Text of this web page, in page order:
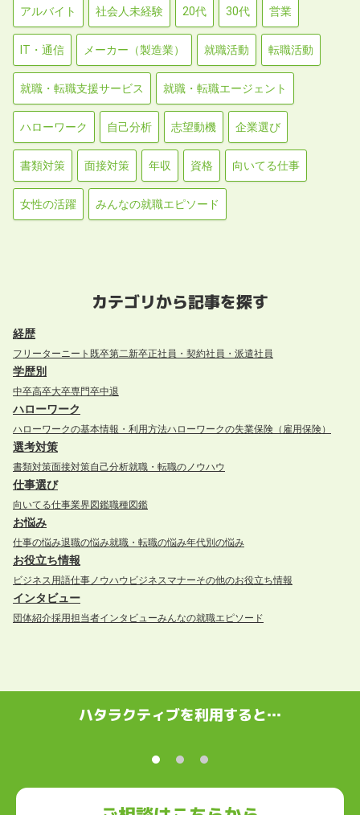
アルバイト 社会人未経験 20代 30代 営業
IT・通信 メーカー（製造業） 就職活動 転職活動
就職・転職支援サービス 就職・転職エージェント
ハローワーク 自己分析 志望動機 企業選び
書類対策 面接対策 年収 資格 向いてる仕事
女性の活躍 みんなの就職エピソード
カテゴリから記事を探す
経歴
フリーターニート 既卒第二新卒正社員・契約社員・派遣社員
学歴別
中卒高卒大卒専門卒中退
ハローワーク
ハローワークの基本情報・利用方法ハローワークの失業保険（雇用保険）
選考対策
書類対策面接対策自己分析就職・転職のノウハウ
仕事選び
向いてる仕事業界図鑑職種図鑑
お悩み
仕事の悩み退職の悩み就職・転職の悩み年代別の悩み
お役立ち情報
ビジネス用語仕事ノウハウ ビジネスマナーその他のお役立ち情報
インタビュー
団体紹介採用担当者インタビューみんなの就職エピソード
ハタラクティブを利用すると…